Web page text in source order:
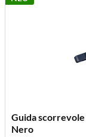
Guida
Nero